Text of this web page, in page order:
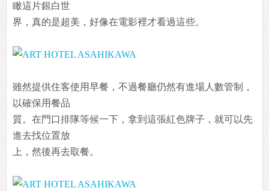
瞰這片銀白世
界，真的是超美，好像在電影裡才看過這些。
雖然提供住客使用早餐，不過餐廳仍然有進場人數管制，
以確保用餐品
質。在門口排隊等候一下，拿到這張紅色牌子，就可以先
進去找位置放
上，然後再去取餐。